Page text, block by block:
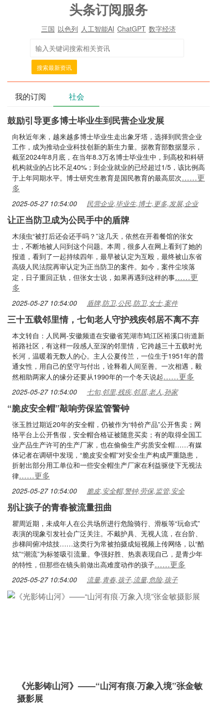
头条订阅服务
三国 以色列 人工智能AI ChatGPT 数字经济
搜索最新资讯
我的订阅 社会
鼓励引导更多博士毕业生到民营企业发展
向秋近年来，越来越多博士毕业生走出象牙塔，选择到民营企业
工作，成为推动企业科技创新的新生力量。据教育部数据显示，
截至2024年8月底，在当年8.3万名博士毕业生中，到高校和科研
机构就业的占比不足40%；到企业就业的已经超过1/5，该比例高
于上年同期水平。博士研究生教育是国民教育的最高层次……更
多
2025-05-27 10:54:00 民营企业,毕业生,博士,更多,发展,企业
让正当防卫成为公民手中的盾牌
木须虫“被打后还会还手吗？”这几天，依然在开着餐馆的张女
士，不断地被人问到这个问题。本周，很多人在网上看到了她的
报道，看到了一起持续四年，最早被认定为互殴，最终被山东省
高级人民法院再审认定为正当防卫的案件。如今，案件尘埃落
定，日子重回正轨，但张女士说，如果再遇到这样的事……更
多
2025-05-27 10:54:00 盾牌,防卫,公民,防卫,女士,案件
三十五载邻里情，七旬老人守护残疾邻居不离不弃
本文转自：人民网-安徽频道在安徽省芜湖市鸠江区裕溪口街道新
裕路社区，有这样一段感人至深的邻里情，它跨越三十五载时光
长河，温暖着无数人的心。主人公夏传兰，一位生于1951年的普
通女性，用自己的坚守与付出，诠释着人间至善。一次相遇，毅
然相助两家人的缘分还要从1990年的一个冬天说起……更多
2025-05-27 10:54:00 七旬,邻里,残疾,邻居,老人,孙家
“脆皮安全帽”敲响劳保监管警钟
张玉胜过期近20年的安全帽，仍被作为“特价产品”公开售卖；网
络平台上公开售假，安全帽合格证被随意买卖；有的取得全国工
业产品生产许可的生产厂家，也在偷偷生产劣质安全帽……有媒
体记者在调研中发现，“脆皮安全帽”对安全生产构成严重隐患，
折射出部分用工单位和一些安全帽生产厂家在利益驱使下无视法
律……更多
2025-05-27 10:54:00 脆皮,安全帽,警钟,劳保,监管,安全
别让孩子的青春被流量扭曲
瞿周近期，未成年人在公共场所进行危险骑行、滑板等“玩命式”
表演的现象引发社会广泛关注。不戴护具、无视人流，在台阶、
步梯间俯冲炫技……这类行为常被拍摄成短视频上传网络，以“酷
炫”“潮流”为标签吸引流量。争强好胜、热衷表现自己，是青少年
的特性，但那些在镜头前做出高难度动作的孩子……更多
2025-05-27 10:54:00 流量,青春,孩子,流量,危险,孩子
《光影铸山河》——“山河有痕·万象入境”张金敏
摄影展